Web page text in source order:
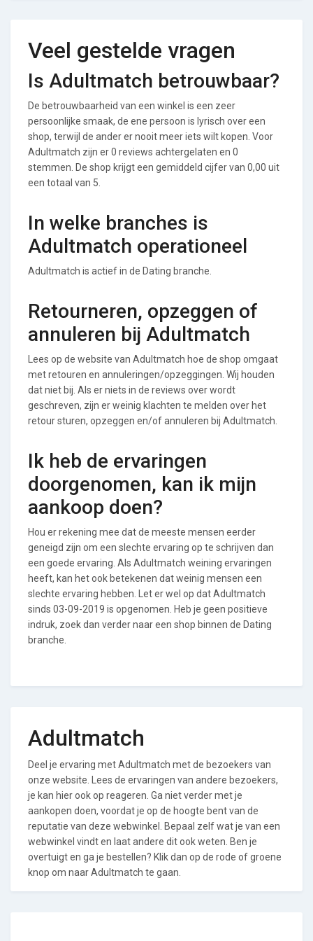
Veel gestelde vragen
Is Adultmatch betrouwbaar?
De betrouwbaarheid van een winkel is een zeer
persoonlijke smaak, de ene persoon is lyrisch over een
shop, terwijl de ander er nooit meer iets wilt kopen. Voor
Adultmatch zijn er 0 reviews achtergelaten en 0
stemmen. De shop krijgt een gemiddeld cijfer van 0,00 uit
een totaal van 5.
In welke branches is
Adultmatch operationeel
Adultmatch is actief in de Dating branche.
Retourneren, opzeggen of
annuleren bij Adultmatch
Lees op de website van Adultmatch hoe de shop omgaat
met retouren en annuleringen/opzeggingen. Wij houden
dat niet bij. Als er niets in de reviews over wordt
geschreven, zijn er weinig klachten te melden over het
retour sturen, opzeggen en/of annuleren bij Adultmatch.
Ik heb de ervaringen
doorgenomen, kan ik mijn
aankoop doen?
Hou er rekening mee dat de meeste mensen eerder
geneigd zijn om een slechte ervaring op te schrijven dan
een goede ervaring. Als Adultmatch weining ervaringen
heeft, kan het ook betekenen dat weinig mensen een
slechte ervaring hebben. Let er wel op dat Adultmatch
sinds 03-09-2019 is opgenomen. Heb je geen positieve
indruk, zoek dan verder naar een shop binnen de Dating
branche.
Adultmatch
Deel je ervaring met Adultmatch met de bezoekers van
onze website. Lees de ervaringen van andere bezoekers,
je kan hier ook op reageren. Ga niet verder met je
aankopen doen, voordat je op de hoogte bent van de
reputatie van deze webwinkel. Bepaal zelf wat je van een
webwinkel vindt en laat andere dit ook weten. Ben je
overtuigt en ga je bestellen? Klik dan op de rode of groene
knop om naar Adultmatch te gaan.